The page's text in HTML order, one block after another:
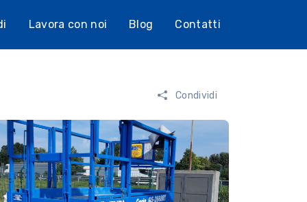
Lavora con noi Blog Contatti
Condividi